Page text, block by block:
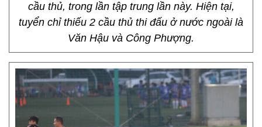
cầu thủ, trong lần tập trung lần này. Hiện tại,
tuyển chỉ thiếu 2 cầu thủ thi đấu ở nước ngoài là
Văn Hậu và Công Phượng.